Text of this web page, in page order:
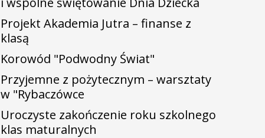
Projekt Akademia Jutra – finanse z
klasą
Korowód "Podwodny Świat"
Przyjemne z pożytecznym – warsztaty
w "Rybaczówce
Uroczyste zakończenie roku szkolnego
klas maturalnych